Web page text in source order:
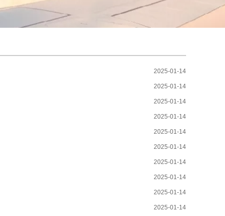
2025-01-14
2025-01-14
2025-01-14
2025-01-14
2025-01-14
2025-01-14
2025-01-14
2025-01-14
2025-01-14
2025-01-14